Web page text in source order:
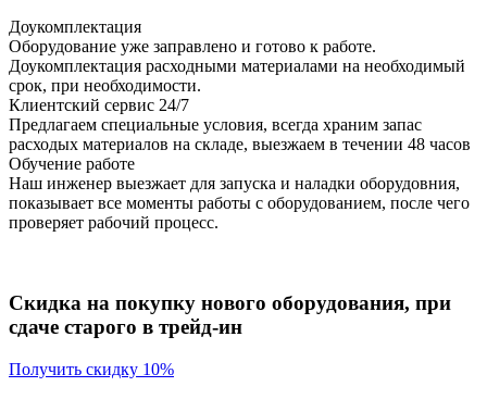
Доукомплектация
Оборудование уже заправлено и готово к работе.
Доукомплектация расходными материалами на необходимый
срок, при необходимости.
Клиентский сервис 24/7
Предлагаем специальные условия, всегда храним запас
расходых материалов на складе, выезжаем в течении 48 часов
Обучение работе
Наш инженер выезжает для запуска и наладки оборудовния,
показывает все моменты работы с оборудованием, после чего
проверяет рабочий процесс.
Скидка на покупку нового оборудования, при
сдаче старого в трейд-ин
Получить скидку 10%